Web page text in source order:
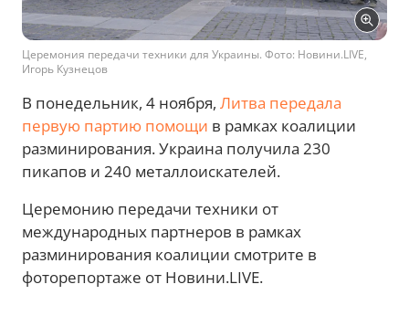
Церемония передачи техники для Украины. Фото: Новини.LIVE,
Игорь Кузнецов
В понедельник, 4 ноября, Литва передала
первую партию помощи в рамках коалиции
разминирования. Украина получила 230
пикапов и 240 металлоискателей.
Церемонию передачи техники от
международных партнеров в рамках
разминирования коалиции смотрите в
фоторепортаже от Новини.LIVE.